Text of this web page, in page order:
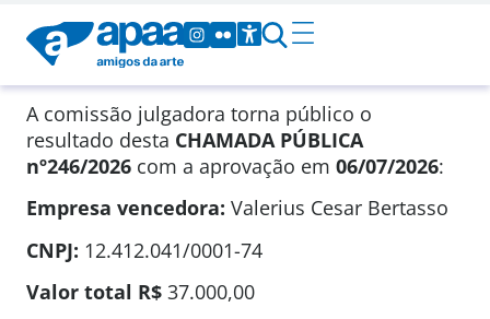
A comissão julgadora torna público o
resultado desta CHAMADA PÚBLICA
nº246/2026 com a aprovação em 06/07/2026:
Empresa vencedora: Valerius Cesar Bertasso
CNPJ: 12.412.041/0001-74
Valor total R$ 37.000,00